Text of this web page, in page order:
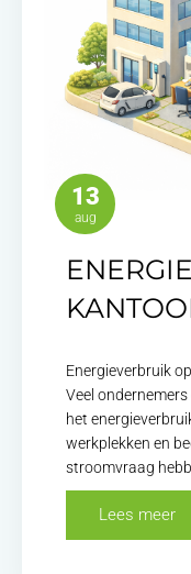
13
aug
Energieverbruik
Veel
het
werkplekken en
stroomvraag
Lees meer